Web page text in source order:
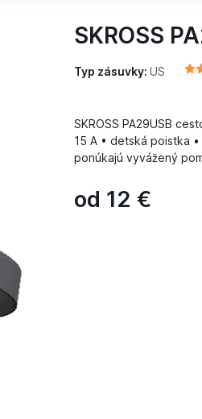
SKROSS
Typ zásuvky: US
SKROSS PA29USB
15 A • detská poistka
ponúkajú vyvážený
od 12 €